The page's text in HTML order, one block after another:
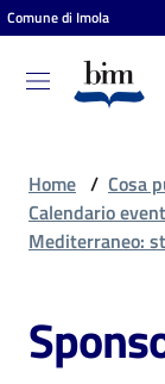
Vai al contenuto
Vai alla navigazione
Vai al footer
Comune di Imola
Cosa
Home / Cosa
Calendario
Mediterraneo: